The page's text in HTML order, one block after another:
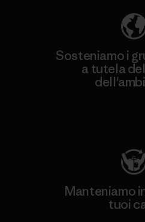
Sosteniamo i
a tutela
Manteniamo
tuoi